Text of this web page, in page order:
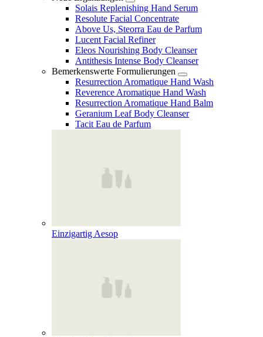
Solais Replenishing Hand Serum
Resolute Facial Concentrate
Above Us, Steorra Eau de Parfum
Lucent Facial Refiner
Eleos Nourishing Body Cleanser
Antithesis Intense Body Cleanser
Bemerkenswerte Formulierungen
Resurrection Aromatique Hand Wash
Reverence Aromatique Hand Wash
Resurrection Aromatique Hand Balm
Geranium Leaf Body Cleanser
Tacit Eau de Parfum
Einzigartig Aesop